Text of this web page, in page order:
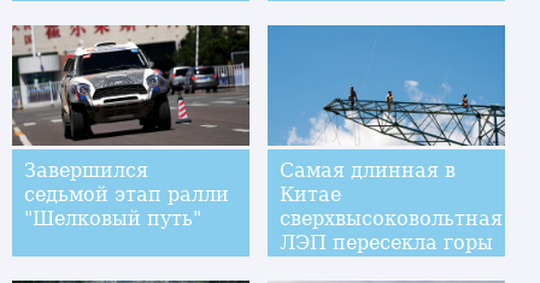
Завершился
седьмой этап ралли
"Шелковый путь"
Самая длинная в
Китае
сверхвысоковольтная
ЛЭП пересекла горы